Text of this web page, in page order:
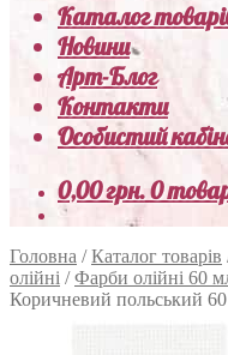
Каталог
Новини
Арт-Блог
Контакти
Особистий
0,00грн.0
Головна /Каталог товарів
олійні /Фарби олійні 60
Коричневий польський